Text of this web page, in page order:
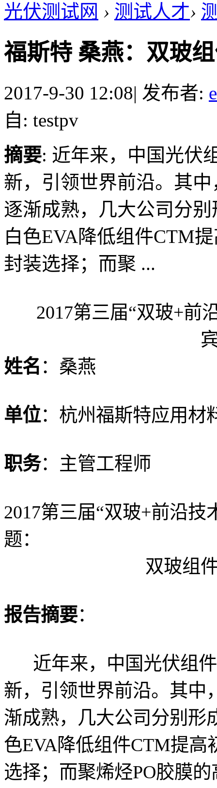
光伏测试网 › 测试人才›
福斯特 桑燕：双玻
2017-9-30 12:08| 发布者:
自: testpv
摘要: 近年来，中国光伏
新，引领世界前沿。其
逐渐成熟，几大公司分
白色EVA降低组件CTM
封装选择；而聚 ...
2017第三届“双玻+前
姓名 ：桑燕
单位：杭州福斯特应用材
职务：主管工程师
2017第三届“双玻+前沿
题：
双玻组
报告摘要：
近年来，中国光伏组件
新，引领世界前沿。其中
渐成熟，几大公司分别形
色EVA降低组件CTM提
选择；而聚烯烃PO胶膜